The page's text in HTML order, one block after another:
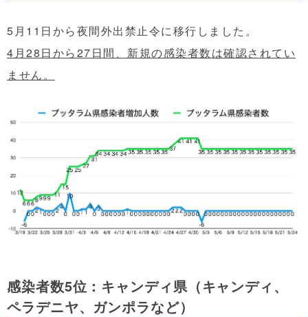
5月11日から夜間外出禁止令に移行しました。
4月28日から27日間、新規の感染者数は確認されてい
ません。
感染者数5位：キャンディ県（キャンディ、
ペラデニヤ、ガンポラなど）